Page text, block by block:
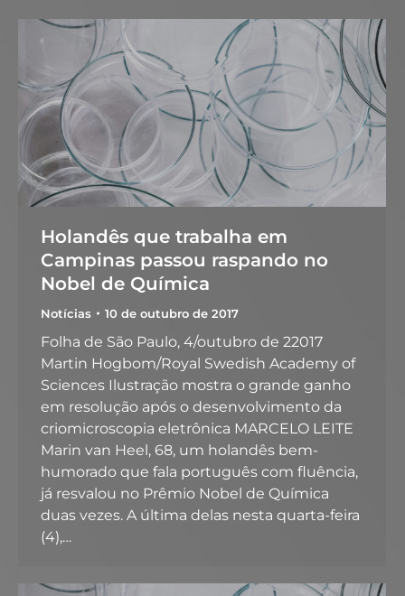
Holandês que trabalha em
Campinas passou raspando no
Nobel de Química
Notícias 10 de outubro de 2017
Folha de São Paulo, 4/outubro de 22017
Martin Hogbom/Royal Swedish Academy of
Sciences Ilustração mostra o grande ganho
em resolução após o desenvolvimento da
criomicroscopia eletrônica MARCELO LEITE
Marin van Heel, 68, um holandês bem-
humorado que fala português com fluência,
já resvalou no Prêmio Nobel de Química
duas vezes. A última delas nesta quarta-feira
(4),…